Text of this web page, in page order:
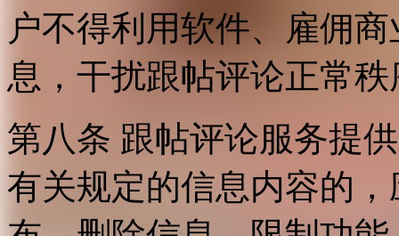
户不得利用软件、雇佣
息，干扰跟帖评论正常
第八条 跟帖评论服务提
有关规定的信息内容的